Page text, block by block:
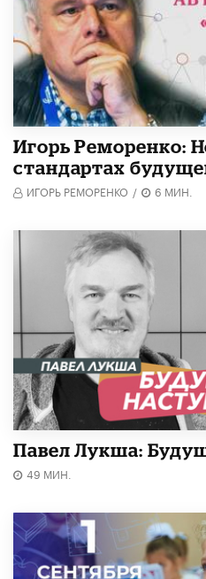
Игорь Реморенко:
стандартах
ИГОРЬ РЕМОРЕНКО / 6 МИН.
Павел Лукша:
49 МИН.